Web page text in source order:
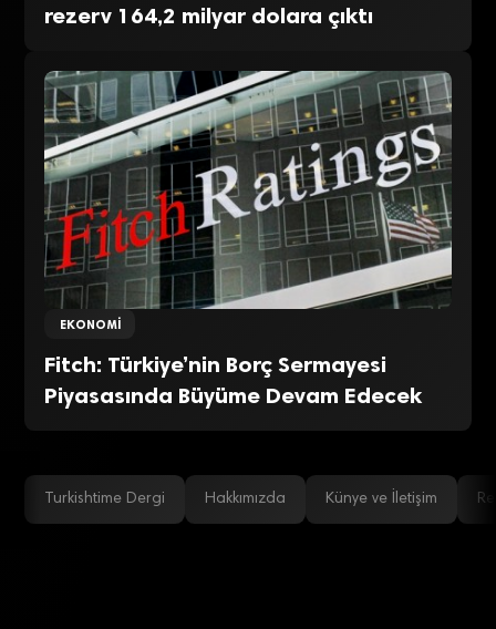
rezerv 164,2 milyar dolara çıktı
EKONOMI
Fitch: Türkiye’nin Borç Sermayesi
Piyasasında Büyüme Devam Edecek
Turkishtime Dergi Hakkımızda Künye ve İletişim